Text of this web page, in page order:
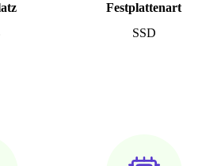
Festplattenart
SSD